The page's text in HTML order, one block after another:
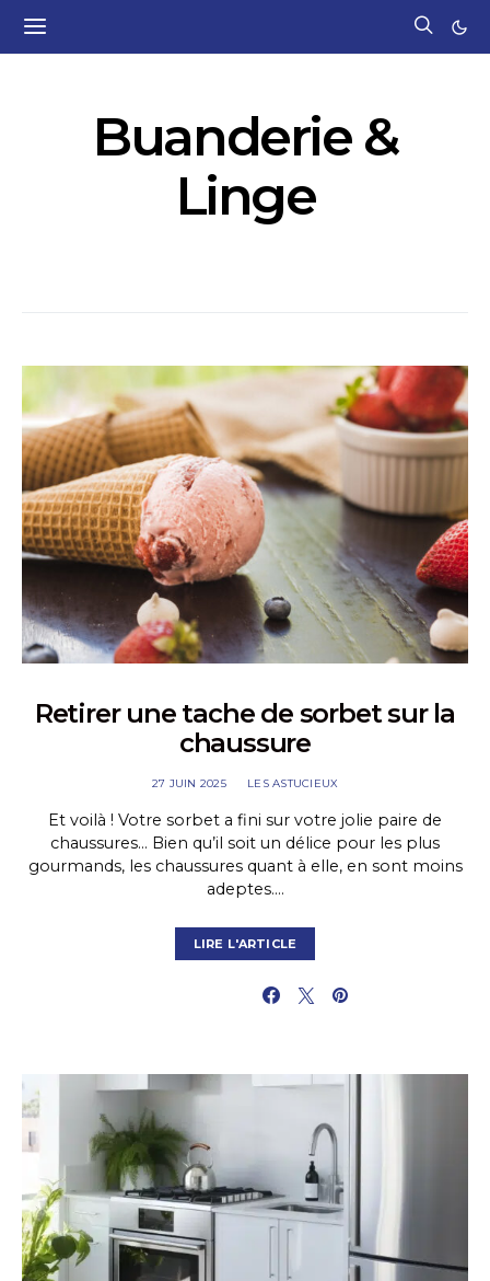
Buanderie &
Linge
Retirer une tache de sorbet sur la
chaussure
27 JUIN 2025 LES ASTUCIEUX
Et voilà ! Votre sorbet a fini sur votre jolie paire de
chaussures… Bien qu’il soit un délice pour les plus
gourmands, les chaussures quant à elle, en sont moins
adeptes.…
LIRE L'ARTICLE